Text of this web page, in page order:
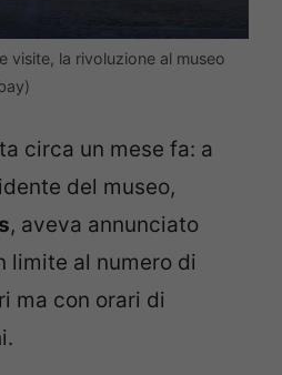
visite, la rivoluzione al museo
circa un mese fa: a
del museo,
, aveva annunciato
limite al numero di
ma con orari di